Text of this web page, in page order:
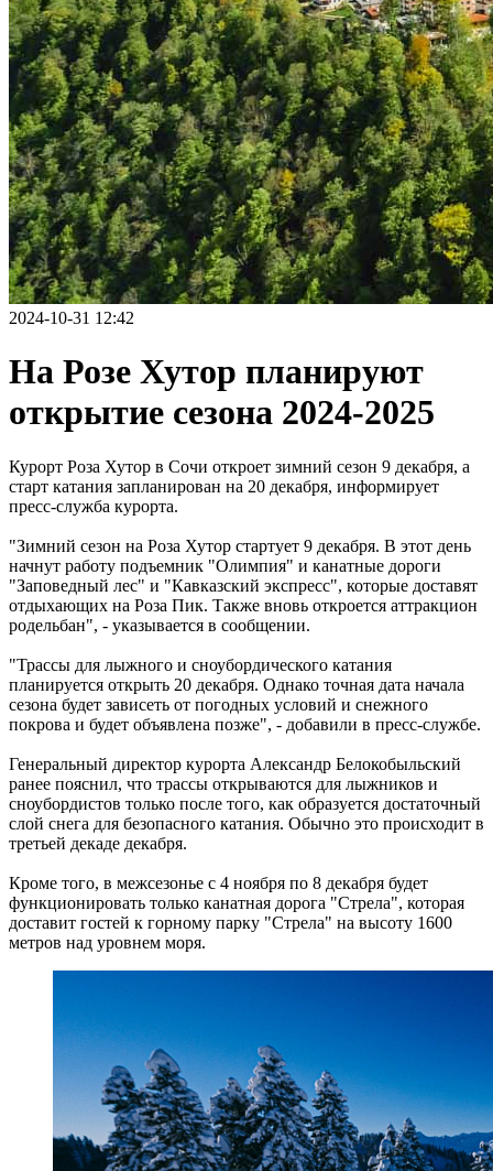
2024-10-31 12:42
На Розе Хутор планируют
открытие сезона 2024-2025
Курорт Роза Хутор в Сочи откроет зимний сезон 9 декабря, а
старт катания запланирован на 20 декабря, информирует
пресс-служба курорта.
"Зимний сезон на Роза Хутор стартует 9 декабря. В этот день
начнут работу подъемник "Олимпия" и канатные дороги
"Заповедный лес" и "Кавказский экспресс", которые доставят
отдыхающих на Роза Пик. Также вновь откроется аттракцион
родельбан", - указывается в сообщении.
"Трассы для лыжного и сноубордического катания
планируется открыть 20 декабря. Однако точная дата начала
сезона будет зависеть от погодных условий и снежного
покрова и будет объявлена позже", - добавили в пресс-службе.
Генеральный директор курорта Александр Белокобыльский
ранее пояснил, что трассы открываются для лыжников и
сноубордистов только после того, как образуется достаточный
слой снега для безопасного катания. Обычно это происходит в
третьей декаде декабря.
Кроме того, в межсезонье с 4 ноября по 8 декабря будет
функционировать только канатная дорога "Стрела", которая
доставит гостей к горному парку "Стрела" на высоту 1600
метров над уровнем моря.